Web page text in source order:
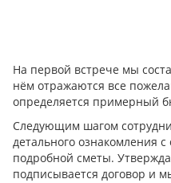
На первой встрече мы
нём отражаются все
определяется примерный
Следующим шагом
детального ознакомления
подробной сметы.
подписывается договор и